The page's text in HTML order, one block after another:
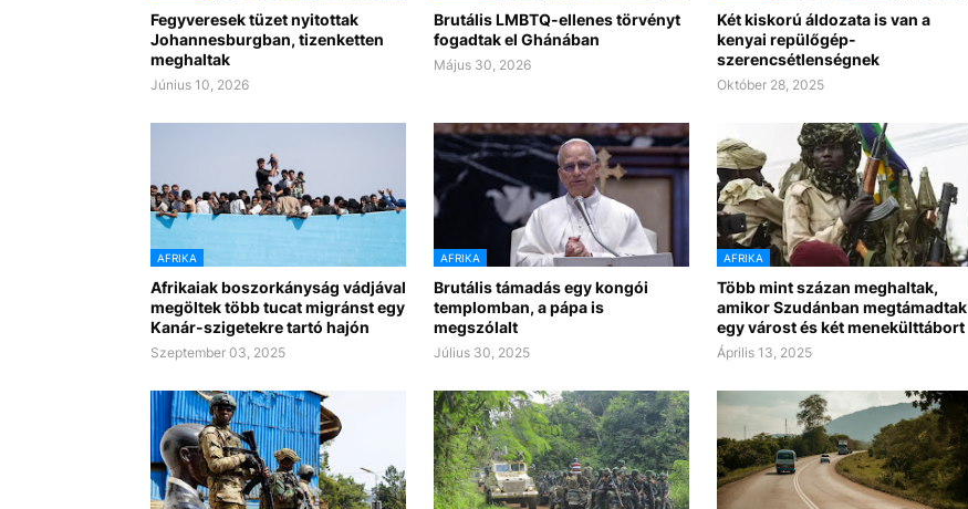
Fegyveresek tüzet nyitottak
Johannesburgban, tizenketten
meghaltak
Június 10, 2026
Brutális LMBTQ-ellenes törvényt
fogadtak el Ghánában
Május 30, 2026
Két kiskorú áldozata is van a
kenyai repülőgép-
szerencsétlenségnek
Október 28, 2025
AFRIKA
Afrikaiak boszorkányság vádjával
megöltek több tucat migránst egy
Kanár-szigetekre tartó hajón
Szeptember 03, 2025
AFRIKA
Brutális támadás egy kongói
templomban, a pápa is
megszólalt
Július 30, 2025
AFRIKA
Több mint százan meghaltak,
amikor Szudánban megtámadtak
egy várost és két menekülttábort
Április 13, 2025